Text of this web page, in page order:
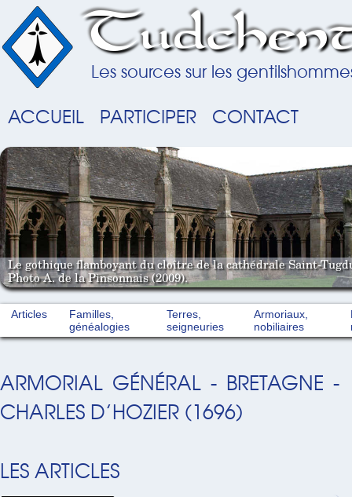
Les sources sur les
ACCUEIL PARTICIPER CONTACT
Le gothique flamboyant du cloître de la cathédrale Saint-
Photo A. de la Pinsonnais (2009).
Articles
Familles,
généalogies
Terres,
seigneuries
Armoriaux,
nobiliaires
ARMORIAL GÉNÉRAL - BRETAGNE -
CHARLES D’HOZIER (1696)
LES ARTICLES